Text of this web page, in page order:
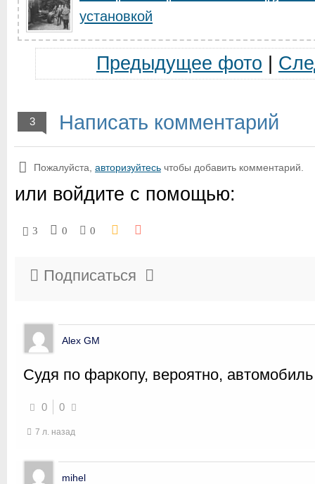
установкой
Предыдущее фото
3 Написать комментарий
Пожалуйста, авторизуйтесь чтобы добавить комментарий.
или войдите с помощью:
3 0 0
Подписаться
Alex GM
Судя по фаркопу, вероятно,
0 0
7 л. назад
mihel